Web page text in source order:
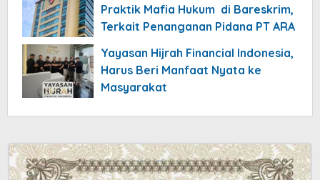
Praktik Mafia Hukum di Bareskrim,
Terkait Penanganan Pidana PT ARA
Yayasan Hijrah Financial Indonesia,
Harus Beri Manfaat Nyata ke
Masyarakat